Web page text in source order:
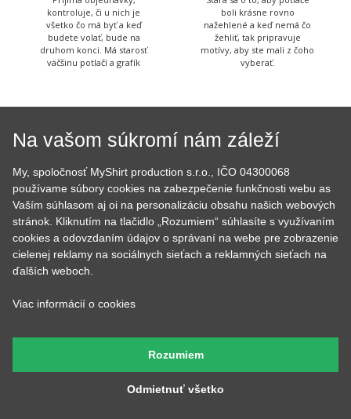
kontroluje, či u nich je
všetko čo má byť a keď
budete volať, bude na
druhom konci. Má starosť
väčšinu potlačí a grafík
boli krásne rovno
nažehlené a keď nemá čo
žehliť, tak pripravuje
motívy, aby ste mali z čoho
vyberať.
Petr
Má na starosť naše tri
digitálne tlačiarne a ak máte
farebnú potlač, tak ju
vyrábal práve Peter, so
starostlivosťou jeho vlastnej
hudby.
Andrejka
Farby všetkých tričiek má v
oku, stará sa o skladové
zásoby a pripravuje všetky
Vaše objednávky. Výborne
pečie a to nielen hrnčeky s
Tadeáš
následné priradenie
vytlačených tričiek k
Martina
skontroluje, zabalí, prilepí
štítok s adresou a dohliada
aby to kuriér odviezol.
Na vašom súkromí nám záleží
My, spoločnosť MyShirt production s.r.o., IČO 04300068
používame súbory cookies na zabezpečenie funkčnosti webu as
Vaším súhlasom aj oi na personalizáciu obsahu našich webových
stránok. Kliknutím na tlačidlo „Rozumiem“ súhlasíte s využívaním
cookies a odovzdaním údajov o správaní na webe pre zobrazenie
cielenej reklamy na sociálnych sieťach a reklamných sieťach na
ďalších weboch.
Viac informácií o cookies
Odmietnuť všetko
Rozumiem